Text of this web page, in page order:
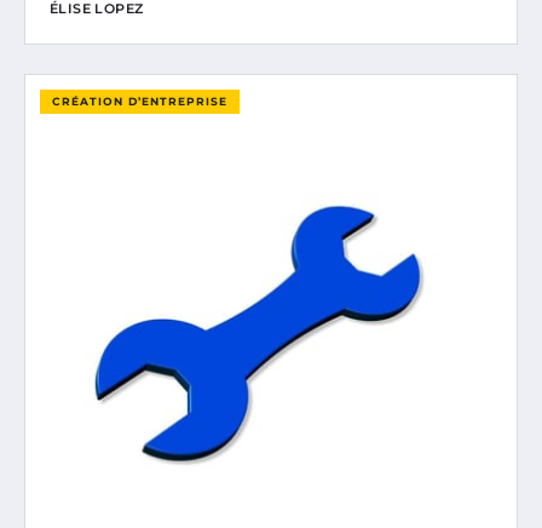
ÉLISE LOPEZ
CRÉATION D’ENTREPRISE